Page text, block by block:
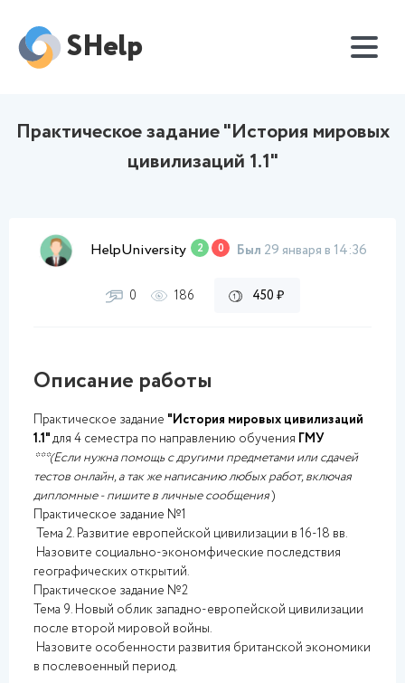
SHelp
Практическое задание "История мировых
цивилизаций 1.1"
HelpUniversity 2 0 Был 29 января в 14:36
0 186 450 ₽
Описание работы
Практическое задание "История мировых цивилизаций
1.1"для 4 семестра по направлению обучения ГМУ
***(Если нужна помощь с другими предметами или сдачей
тестов онлайн, а так же написанию любых работ, включая
дипломные - пишите в личные сообщения)
Практическое задание №1
Тема 2. Развитие европейской цивилизации в 16-18 вв.
Назовите социально-экономфические последствия
географических открытий.
Практическое задание №2
Тема 9. Новый облик западно-европейской цивилизации
после второй мировой войны.
Назовите особенности развития британской экономики
в послевоенный период.